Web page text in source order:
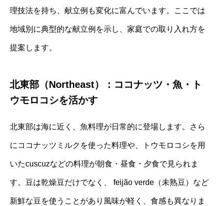
理技法を持ち、献立例も変化に富んでいます。ここでは
地域別に典型的な献立例を示し、家庭での取り入れ方を
提案します。
北東部（Northeast）：ココナッツ・魚・ト
ウモロコシを活かす
北東部は海に近く、魚料理が日常的に登場します。さら
にココナッツミルクを使った料理や、トウモロコシを用
いたcuscuzなどの料理が朝食・昼食・夕食で見られま
す。豆は乾燥豆だけでなく、 feijão verde（未熟豆）など
新鮮な豆を使うことがあり風味が軽く、食感も異なりま